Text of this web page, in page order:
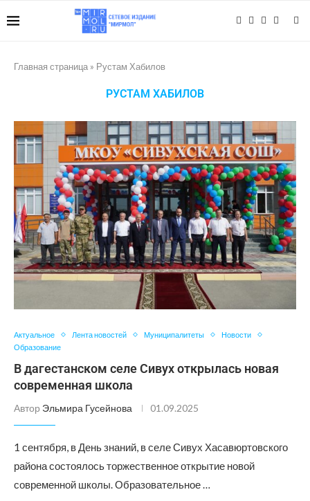
Главная страница » Рустам Хабилов
РУСТАМ ХАБИЛОВ
Актуальное Лента новостей Муниципалитеты
Новости
Образование
В дагестанском селе Сивух открылась новая
современная школа
Автор Эльмира Гусейнова 01.09.2025
1 сентября, в День знаний, в селе Сивух Хасавюртовского
района состоялось торжественное открытие новой
современной школы. Образовательное …